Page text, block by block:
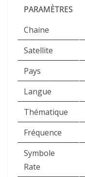
PARAMÈTRES
Chaine
Satellite
Pays
Langue
Thématique
Fréquence
Symbole
Rate